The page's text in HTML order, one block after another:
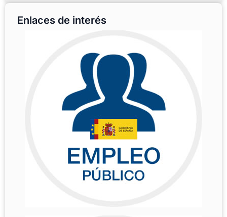
Enlaces de interés